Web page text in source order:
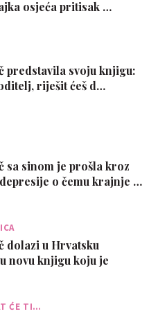
osjeća pritisak …
predstavila svoju knjigu:
riješit ćeš d…
sa sinom je prošla kroz
o čemu krajnje …
dolazi u Hrvatsku
novu knjigu koju je
ĆE TI…